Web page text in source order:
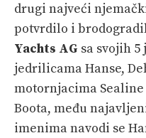
drugi najveći
potvrdilo i
Yachts AG sa svojih
jedrilicama Hanse,
motornjacima
Boota, među
imenima navodi se